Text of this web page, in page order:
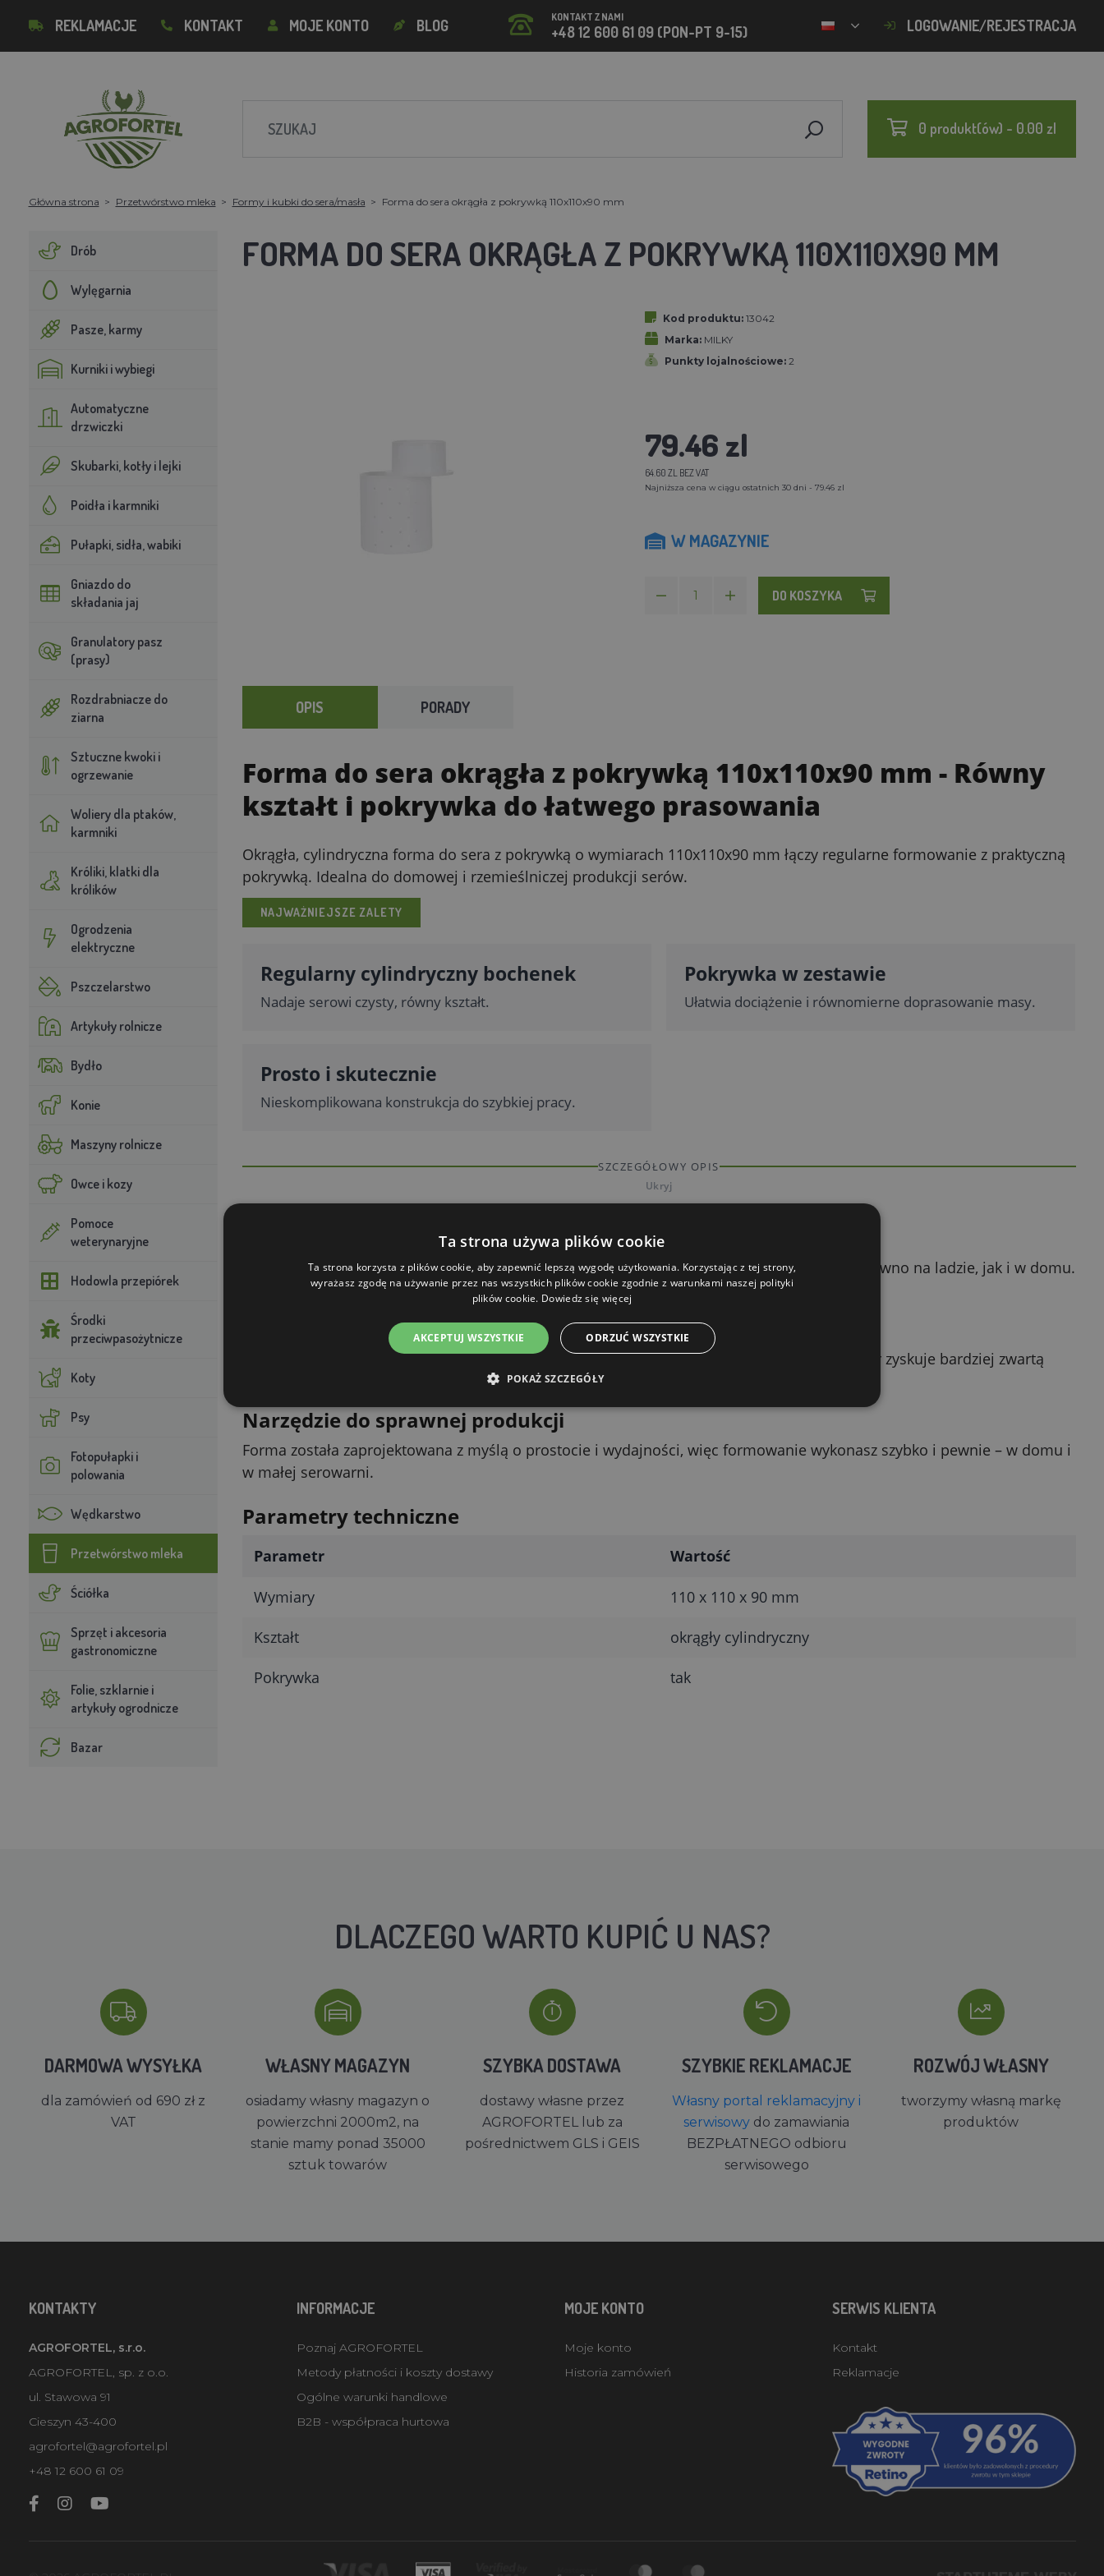
REKLAMACJE KONTAKT MOJE KONTO BLOG KONTAKT Z NAMI
+48 12 600 61 09 (PON-PT 9-15) LOGOWANIE/REJESTRACJA
0 produkt(ów) - 0.00 zl
Główna strona Przetwórstwo mleka Formy i kubki do sera/masła Forma do sera okrągła z pokrywką 110x110x90 mm
Drób
Wylęgarnia
Pasze, karmy
Kurniki i wybiegi
Automatyczne
drzwiczki
Skubarki, kotły i lejki
Poidła i karmniki
Pułapki, sidła, wabiki
Gniazdo do
składania jaj
Granulatory pasz
(prasy)
Rozdrabniacze do
ziarna
Sztuczne kwoki i
ogrzewanie
Woliery dla ptaków,
karmniki
Króliki, klatki dla
królików
Ogrodzenia
elektryczne
Pszczelarstwo
Artykuły rolnicze
Bydło
Konie
Maszyny rolnicze
Owce i kozy
Pomoce
weterynaryjne
Hodowla przepiórek
Środki
przeciwpasożytnicze
Koty
Psy
Fotopułapki i
polowania
Wędkarstwo
Przetwórstwo mleka
Ściółka
Sprzęt i akcesoria
gastronomiczne
Folie, szklarnie i
artykuły ogrodnicze
Bazar
FORMA DO SERA OKRĄGŁA Z POKRYWKĄ 110X110X90 MM
Kod produktu: 13042
Marka: MILKY
Punkty lojalnościowe: 2
79.46 zl
64.60 ZL BEZ VAT
Najniższa cena w ciągu ostatnich 30 dni - 79.46 zl
W MAGAZYNIE
DO KOSZYKA
OPIS PORADY
Forma do sera okrągła z pokrywką 110x110x90 mm - Równy
kształt i pokrywka do łatwego prasowania
Okrągła, cylindryczna forma do sera z pokrywką o wymiarach 110x110x90 mm łączy regularne formowanie z praktyczną
pokrywką. Idealna do domowej i rzemieślniczej produkcji serów.
NAJWAŻNIEJSZE ZALETY
Regularny cylindryczny bochenek
Nadaje serowi czysty, równy kształt.
Pokrywka w zestawie
Ułatwia dociążenie i równomierne doprasowanie masy.
Prosto i skutecznie
Nieskomplikowana konstrukcja do szybkiej pracy.
SZCZEGÓŁOWY OPIS
Ukryj
Równy kształt za każdym razem
Okrągły, cylindryczny profil nadaje serowi regularny wygląd, który dobrze prezentuje się zarówno na ladzie, jak i w domu.
Efekt jest powtarzalny – bochenek po bochenku.
Pokrywka dla większej wygody
Dołączona pokrywka przylega do masy i pozwala równomiernie ją dociążyć, dzięki czemu ser zyskuje bardziej zwartą
strukturę i ładną powierzchnię. Praktyczne rozwiązanie, które docenisz przy każdej partii.
Narzędzie do sprawnej produkcji
Forma została zaprojektowana z myślą o prostocie i wydajności, więc formowanie wykonasz szybko i pewnie – w domu i
w małej serowarni.
Parametry techniczne
Parametr Wartość
Wymiary 110 x 110 x 90 mm
Kształt okrągły cylindryczny
Pokrywka tak
DLACZEGO WARTO KUPIĆ U NAS?
DARMOWA WYSYŁKA
dla zamówień od 690 zł z
VAT
WŁASNY MAGAZYN
osiadamy własny magazyn o
powierzchni 2000m2, na
stanie mamy ponad 35000
sztuk towarów
SZYBKA DOSTAWA
dostawy własne przez
AGROFORTEL lub za
pośrednictwem GLS i GEIS
SZYBKIE REKLAMACJE
Własny portal reklamacyjny i
serwisowy do zamawiania
BEZPŁATNEGO odbioru
serwisowego
ROZWÓJ WŁASNY
tworzymy własną markę
produktów
KONTAKTY
AGROFORTEL, s.r.o.
AGROFORTEL, sp. z o.o.
ul. Stawowa 91
Cieszyn 43-400
agrofortel@agrofortel.pl
+48 12 600 61 09
INFORMACJE
Poznaj AGROFORTEL
Metody płatności i koszty dostawy
Ogólne warunki handlowe
B2B - współpraca hurtowa
MOJE KONTO
Moje konto
Historia zamówień
SERWIS KLIENTA
Kontakt
Reklamacje
Ta strona używa plików cookie
Ta strona korzysta z plików cookie, aby zapewnić lepszą wygodę użytkowania. Korzystając z tej strony,
wyrażasz zgodę na używanie przez nas wszystkich plików cookie zgodnie z warunkami naszej polityki
plików cookie. Dowiedz się więcej
AKCEPTUJ WSZYSTKIE ODRZUĆ WSZYSTKIE
POKAŻ SZCZEGÓŁY